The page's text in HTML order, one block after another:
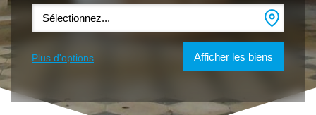
Sélectionnez...
Plus d'options